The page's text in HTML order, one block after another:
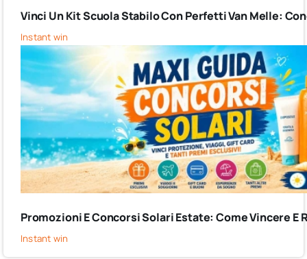
Vinci Un Kit Scuola Stabilo Con Perfetti Van Melle:
Instant win
Promozioni E Concorsi Solari Estate: Come Vincere
Instant win